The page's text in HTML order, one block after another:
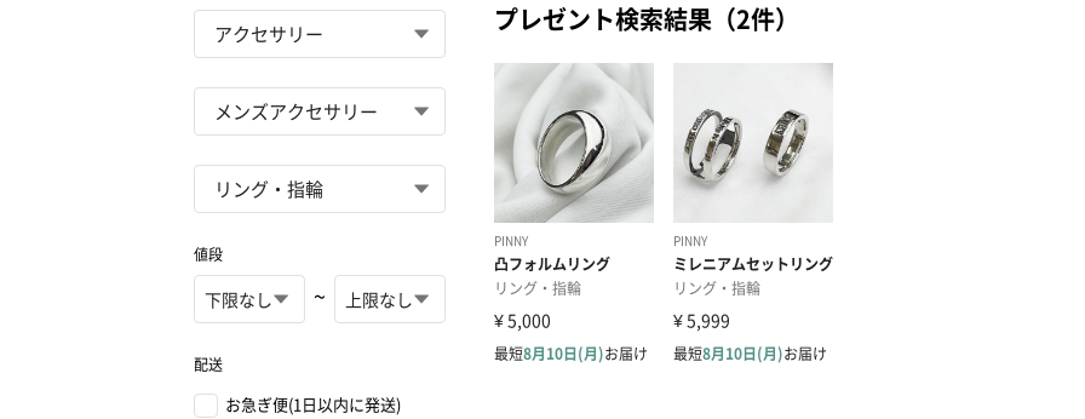
値段
~
配送
お急ぎ便(1日以内に発送)
プレゼント検索結果（2件）